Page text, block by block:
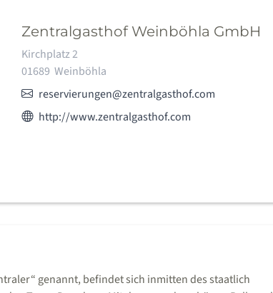
Zentralgasthof Weinböhla GmbH
Adresse:
Kirchplatz 2
01689 Weinböhla
E-Mail:reservierungen@zentralgasthof.com
Webseite des Anbieters:
http://www.zentralgasthof.com
genannt, befindet sich inmitten des staatlich